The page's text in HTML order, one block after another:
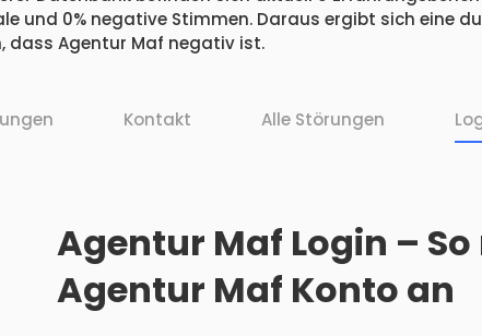
und 0% negative Stimmen. Daraus ergibt sich eine
dass Agentur Maf negativ ist.
Kontakt Alle Störungen
Agentur Maf Login –
Agentur Maf Konto an